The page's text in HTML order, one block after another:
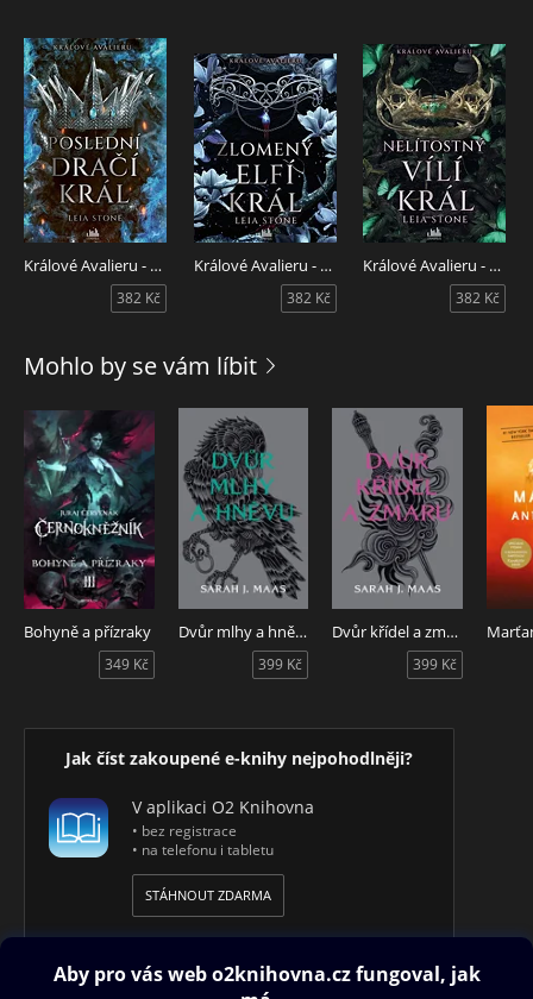
srdce opět vykvést?
Králové Avalieru - Poslední dračí král
382 Kč
Králové Avalieru - Zlomený elfí král
382 Kč
Králové Avalieru - Nelítostný vílí král
382 Kč
Mohlo by se vám líbit
Bohyně a přízraky
349 Kč
Dvůr mlhy a hněvu
399 Kč
Dvůr křídel a zmaru
399 Kč
Jak číst zakoupené e-knihy nejpohodlněji?
V aplikaci O2 Knihovna
• bez registrace
• na telefonu i tabletu
STÁHNOUT ZDARMA